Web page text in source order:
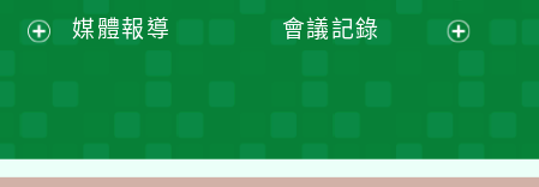
選
單
媒體報導
展
開
會議記錄
單